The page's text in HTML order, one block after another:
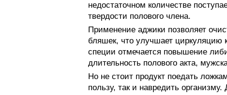
недостаточном количестве
твердости полового члена.
Применение аджики позволяет
бляшек, что улучшает циркуляцию
специи отмечается повышение
длительность полового акта,
Но не стоит продукт поедать
пользу, так и навредить